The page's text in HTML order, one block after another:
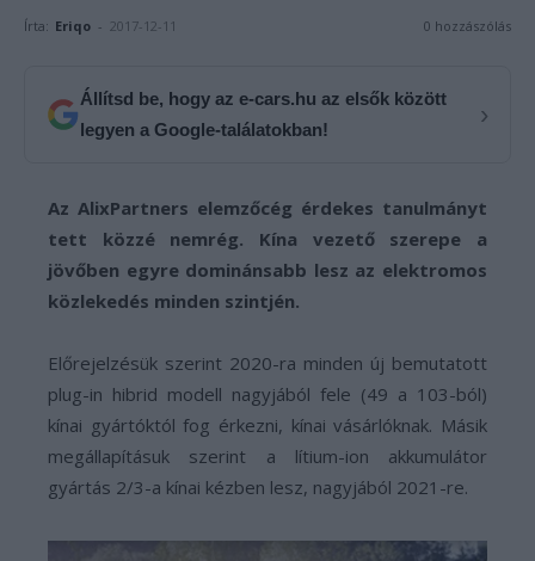
Írta: Eriqo - 2017-12-11 0 hozzászólás
Állítsd be, hogy az e-cars.hu az elsők között
legyen a Google-találatokban!
›
Az AlixPartners elemzőcég érdekes tanulmányt
tett közzé nemrég. Kína vezető szerepe a
jövőben egyre dominánsabb lesz az elektromos
közlekedés minden szintjén.
Előrejelzésük szerint 2020-ra minden új bemutatott
plug-in hibrid modell nagyjából fele (49 a 103-ból)
kínai gyártóktól fog érkezni, kínai vásárlóknak. Másik
megállapításuk szerint a lítium-ion akkumulátor
gyártás 2/3-a kínai kézben lesz, nagyjából 2021-re.